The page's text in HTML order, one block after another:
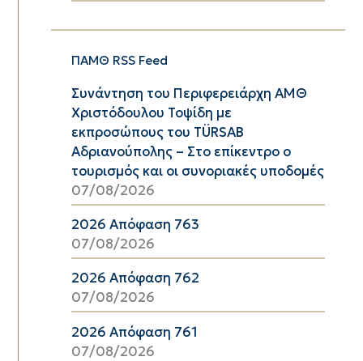
ΠΑΜΘ RSS Feed
Συνάντηση του Περιφερειάρχη ΑΜΘ
Χριστόδουλου Τοψίδη με
εκπροσώπους του TÜRSAB
Αδριανούπολης – Στο επίκεντρο ο
τουρισμός και οι συνοριακές υποδομές
07/08/2026
2026 Απόφαση 763
07/08/2026
2026 Απόφαση 762
07/08/2026
2026 Απόφαση 761
07/08/2026